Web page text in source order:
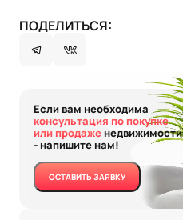
Если вам необходима
консультация по покупке
или продаженедвижимости
- напишите нам!
ОСТАВИТЬ ЗАЯВКУ
ПОДЕЛИТЬСЯ: